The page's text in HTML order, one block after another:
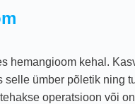
hemangioom kehal.
selle ümber põletik ning
operatsioon või